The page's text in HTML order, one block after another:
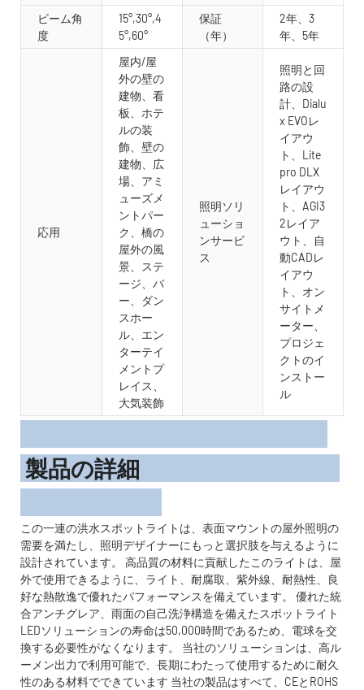
ビーム角
度
15°,30°,4
5°,60°
保証
（年）
2年、3
年、5年
応用
屋内/屋
外の壁の
建物、看
板、ホテ
ルの装
飾、壁の
建物、広
場、アミ
ューズメ
ントパー
ク、橋の
屋外の風
景、ステ
ージ、バ
ー、ダン
スホー
ル、エン
ターテイ
メントプ
レイス、
大気装飾
照明ソリ
ューショ
ンサービ
ス
照明と回
路の設
計、Dialu
x EVOレ
イアウ
ト、Lite
pro DLX
レイアウ
ト、AGI3
2レイア
ウト、自
動CADレ
イアウ
ト、オン
サイトメ
ーター、
プロジェ
クトのイ
ンストー
ル
製品の詳細
この一連の洪水スポットライトは、表面マウントの屋外照明の
需要を満たし、照明デザイナーにもっと選択肢を与えるように
設計されています。 高品質の材料に貢献したこのライトは、屋
外で使用できるように、ライト、耐腐取、紫外線、耐熱性、良
好な熱散逸で優れたパフォーマンスを備えています。 優れた統
合アンチグレア、雨面の自己洗浄構造を備えたスポットライト
LEDソリューションの寿命は50,000時間であるため、電球を交
換する必要性がなくなります。 当社のソリューションは、高ル
ーメン出力で利用可能で、長期にわたって使用するために耐久
性のある材料でできています 当社の製品はすべて、CEとROHS